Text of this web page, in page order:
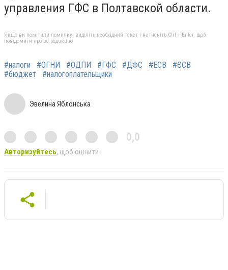
управления ГФС в Полтавской области.
Якщо ви помітили помилку, виділіть необхідний текст і натисніть Ctrl + Enter, щоб
повідомити про це редакцію
#налоги #ОГНИ #ОДПИ #ГФС #ДФС #ЕСВ
#ЄСВ
#бюджет
#налогоплательщики
Эвелина Яблонська
0,0
Авторизуйтесь, щоб оцінити